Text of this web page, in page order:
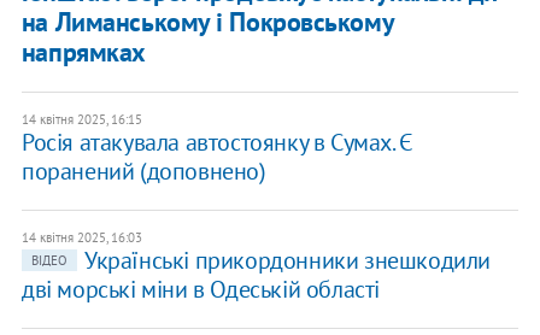
на Лиманському і Покровському
напрямках
14 квітня 2025, 16:15
Росія атакувала автостоянку в Сумах. Є
поранений (доповнено)
14 квітня 2025, 16:03
ВІДЕО
Українські прикордонники знешкодили
дві морські міни в Одеській області